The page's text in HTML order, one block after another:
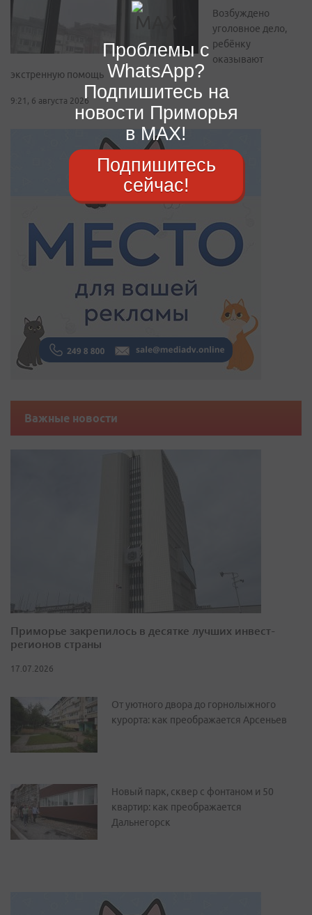
Возбуждено
уголовное дело,
ребёнку
оказывают
экстренную помощь
9:21, 6 августа 2026
Важные новости
Приморье закрепилось в десятке лучших инвест-
регионов страны
17.07.2026
От уютного двора до горнолыжного
курорта: как преображается Арсеньев
Новый парк, сквер с фонтаном и 50
квартир: как преображается
Дальнегорск
Проблемы с
WhatsApp?
Подпишитесь на
новости Приморья
в MAX!
Подпишитесь
сейчас!